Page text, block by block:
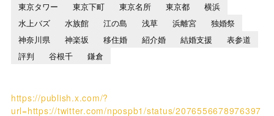
東京タワー
東京下町 東京名所 東京都
横浜
水上バズ
水族館 江の島 浅草 浜離宮
独婚祭
神奈川県
神楽坂 移住婚 紹介婚 結婚支援
表参道
評判
谷根千 鎌倉
https://publish.x.com/?
url=https://twitter.com/npospb1/status/2076556678976397